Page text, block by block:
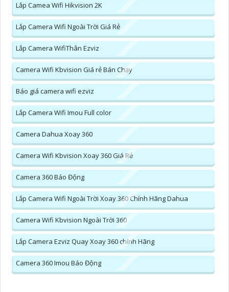
Lắp Camea Wifi Hikvision 2K
Lắp Camera Wifi Ngoài Trời Giá Rẻ
Lắp Camera WifiThân Ezviz
Camera Wifi Kbvision Giá rẻ Bán Chạy
Báo giá camera wifi ezviz
Lắp Camera Wifi Imou Full color
Camera Dahua Xoay 360
Camera Wifi Kbvision Xoay 360 Giá Rẻ
Camera 360 Báo Động
Lắp Camera Wifi Ngoài Trời Xoay 360 Chính Hãng Dahua
Camera Wifi Kbvision Ngoài Trời 360
Lắp Camera Ezviz Quay Xoay 360 chính Hãng
Camera 360 Imou Báo Động